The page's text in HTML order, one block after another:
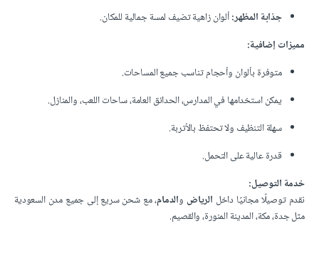
جذابة المظهر:ألوان زاهية تضيف لمسة جمالية للمكان.
مميزات إضافية:
متوفرة بألوان وأحجام تناسب جميع المساحات.
يمكن استخدامها في المدارس، الحدائق العامة، ساحات اللعب، والمنازل.
سهلة التنظيف ولا تحتفظ بالأتربة.
قدرة عالية على التحمل.
خدمة التوصيل:
نقدم توصيلًا مجانيًا داخل الرياض والدمام، مع شحن سريع إلى جميع مدن السعودية
مثل جدة، مكة، المدينة المنورة، والقصيم.